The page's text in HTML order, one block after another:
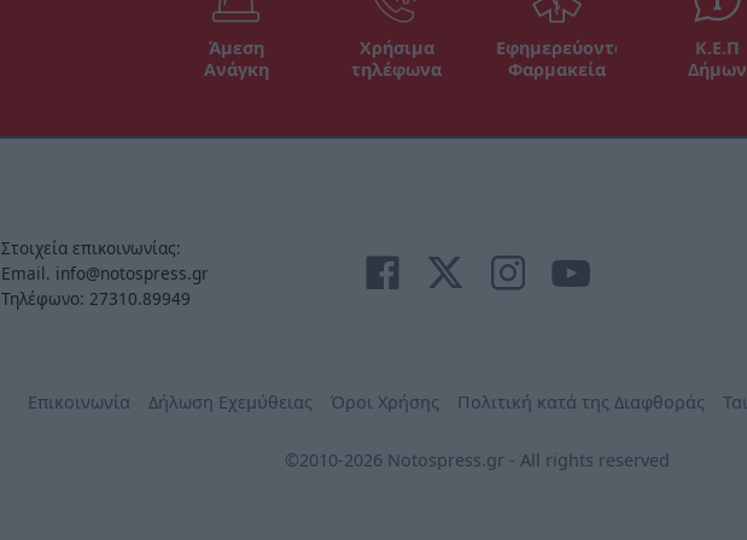
Άμεση
Ανάγκη
Χρήσιμα
τηλέφωνα
Εφημερεύοντα
Φαρμακεία
Κ.Ε.Π
Δήμων
Στοιχεία επικοινωνίας:
Email. info@notospress.gr
Τηλέφωνο: 27310.89949
Επικοινωνία Δήλωση Εχεμύθειας Όροι Χρήσης Πολιτική κατά της Διαφθοράς
©2010-2026 Notospress.gr - All rights reserved